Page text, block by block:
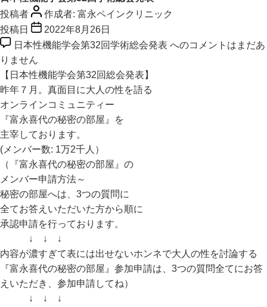
投稿者
作成者: 富永ペインクリニック
投稿日
2022年8月26日
日本性機能学会第32回学術総会発表 へのコメントはまだあ
りません
【日本性機能学会第32回総会発表】
昨年７月。真面目に大人の性を語る
オンラインコミュニティー
『富永喜代の秘密の部屋』を
主宰しております。
(メンバー数: 1万2千人）
（『富永喜代の秘密の部屋』の
メンバー申請方法～
秘密の部屋へは、3つの質問に
全てお答えいただいた方から順に
承認申請を行っております。
↓ ↓ ↓
内容が濃すぎて表には出せないホンネで大人の性を討論する
『富永喜代の秘密の部屋』参加申請は、3つの質問全てにお答
えいただき、参加申請してね）
↓ ↓ ↓